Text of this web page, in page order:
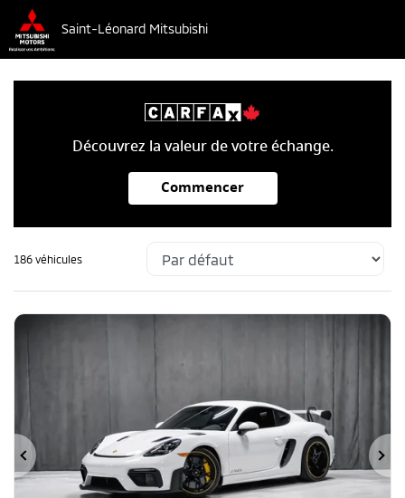
Saint-Léonard Mitsubishi
Découvrez la valeur de votre échange.
Commencer
186 véhicules
Précédent